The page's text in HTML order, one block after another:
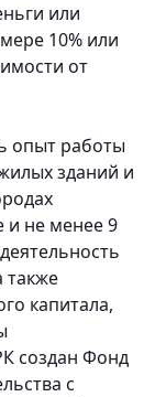
или
10% или
от
опыт работы
зданий и
и не менее 9
также
капитала,
создан Фонд
с